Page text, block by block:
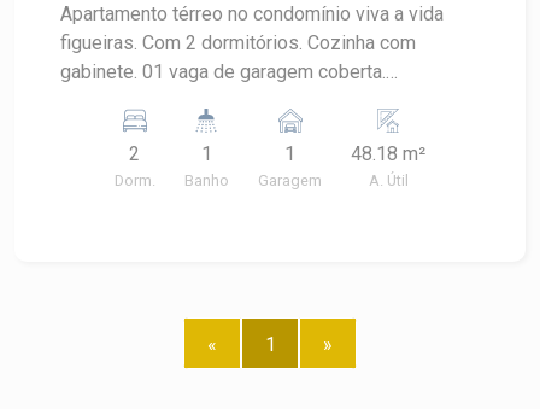
Apartamento térreo no condomínio viva a vida
figueiras. Com 2 dormitórios. Cozinha com
gabinete. 01 vaga de garagem coberta.
ground, campo, mercadinho.
2
Dorm.
1
Banho
1
Garagem
48.18 m²
A. Útil
« 1 »